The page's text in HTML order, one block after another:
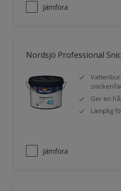
Jämföra
Nordsjö Professional
Ger en
Lämplig
Jämföra